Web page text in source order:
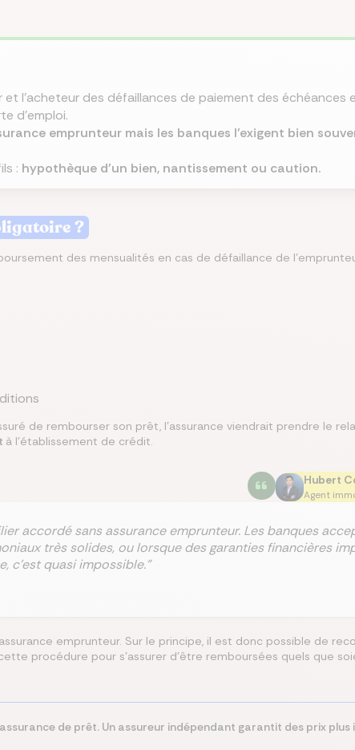
250 €/mois
de
projet
au
l'acheteur des défaillances de paiement des échéances
d'emploi.
emprunteur mais les banques l'exigent bien
: hypothèque d'un bien, nantissement ou caution.
?
des mensualités en cas de défaillance de
de rembourser son prêt, l'assurance viendrait prendre le
à l'établissement de crédit.
Hubert
Agent
accordé sans assurance emprunteur. Les banques
très solides, ou lorsque des garanties financières
c’est quasi impossible."
emprunteur. Sur le principe, il est donc possible de
procédure pour s'assurer d'être remboursées quels que
de prêt. Un assureur indépendant garantit des prix